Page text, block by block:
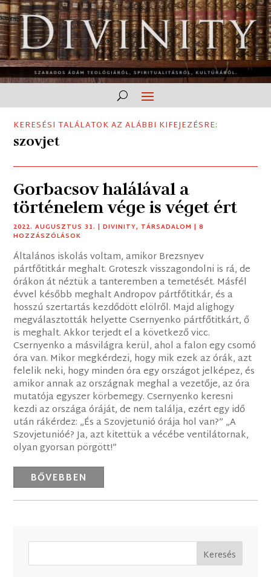
KERESÉSI TALÁLATOK AZ ALÁBBI KIFEJEZÉSRE:
szovjet
Gorbacsov halálával a
történelem vége is véget ért
2022. AUGUSZTUS 31. |DIVINITY, TÁRSADALOM | 8
HOZZÁSZÓLÁSOK
Általános iskolás voltam, amikor Brezsnyev
pártfőtitkár meghalt. Groteszk visszagondolni is rá, de
órákon át néztük a tanteremben a temetését. Másfél
évvel később meghalt Andropov pártfőtitkár, és a
hosszú szertartás kezdődött elölről. Majd alighogy
megválasztották helyette Csernyenko pártfőtitkárt, ő
is meghalt. Akkor terjedt el a következő vicc.
Csernyenko a másvilágra kerül, ahol a falon egy csomó
óra van. Mikor megkérdezi, hogy mik ezek az órák, azt
felelik neki, hogy minden óra egy országot jelképez, és
amikor annak az országnak meghal a vezetője, az óra
mutatója egyszer körbemegy. Csernyenko keresni
kezdi az országa óráját, de nem találja, ezért egy idő
után rákérdez: „És a Szovjetunió órája hol van?” „A
Szovjetunióé? Ja, azt kitettük a vécébe ventilátornak,
olyan gyorsan pörgött!”
BŐVEBBEN